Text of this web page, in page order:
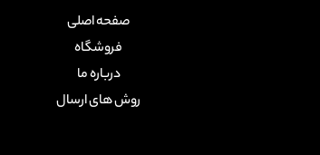
صفحه اصلی
فروشگاه
درباره ما
روش های ارسال